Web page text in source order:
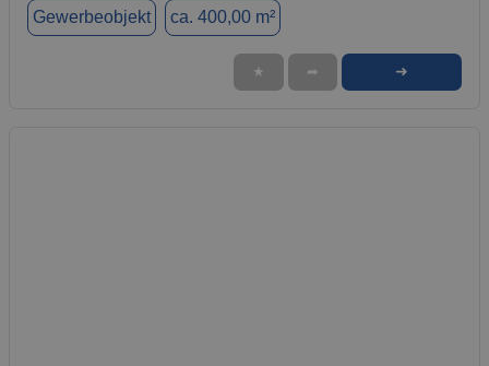
Gewerbeobjekt ca. 400,00 m²
★ ➦ ➜